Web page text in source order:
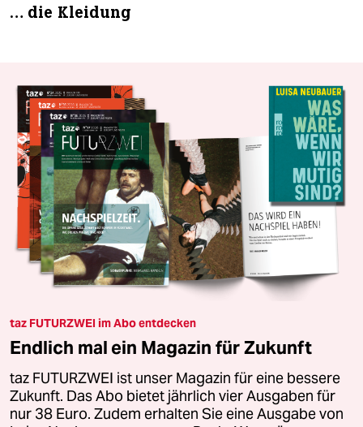
… die Kleidung
taz FUTURZWEI im Abo entdecken
Endlich mal ein Magazin für Zukunft
taz FUTURZWEI ist unser Magazin für eine bessere
Zukunft. Das Abo bietet jährlich vier Ausgaben für
nur 38 Euro. Zudem erhalten Sie eine Ausgabe von